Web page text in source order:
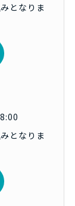
となりま
となりま